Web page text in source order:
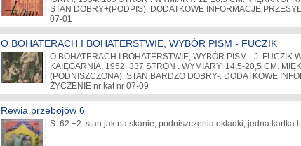
STAN DOBRY+(PODPIS). DODATKOWE INFORMACJE
07-01
O BOHATERACH I BOHATERSTWIE, WYBÓR PISM - FUCZIK
O BOHATERACH I BOHATERSTWIE, WYBÓR PISM - J. FUCZIK
KAIĘGARNIA, 1952. 337 STRON . WYMIARY: 14,5-20,5 CM.
(PODNISZCZONA). STAN BARDZO DOBRY-. DODATKOWE
ŻYCZENIE nr kat nr 07-09
Rewia przebojów 6
S. 62 +2. stan jak na skanie, podniszczenia okładki, jedna kartka